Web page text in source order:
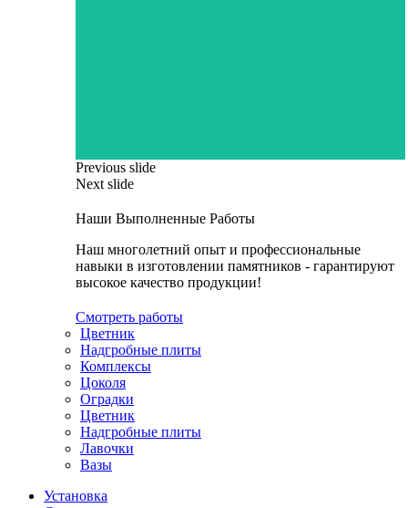
Previous slide
Next slide
Наши Выполненные Работы
Наш многолетний опыт и профессиональные
навыки в изготовлении памятников - гарантируют
высокое качество продукции!
Смотреть работы
Цветник
Надгробные плиты
Комплексы
Цоколя
Оградки
Цветник
Надгробные плиты
Лавочки
Вазы
Установка